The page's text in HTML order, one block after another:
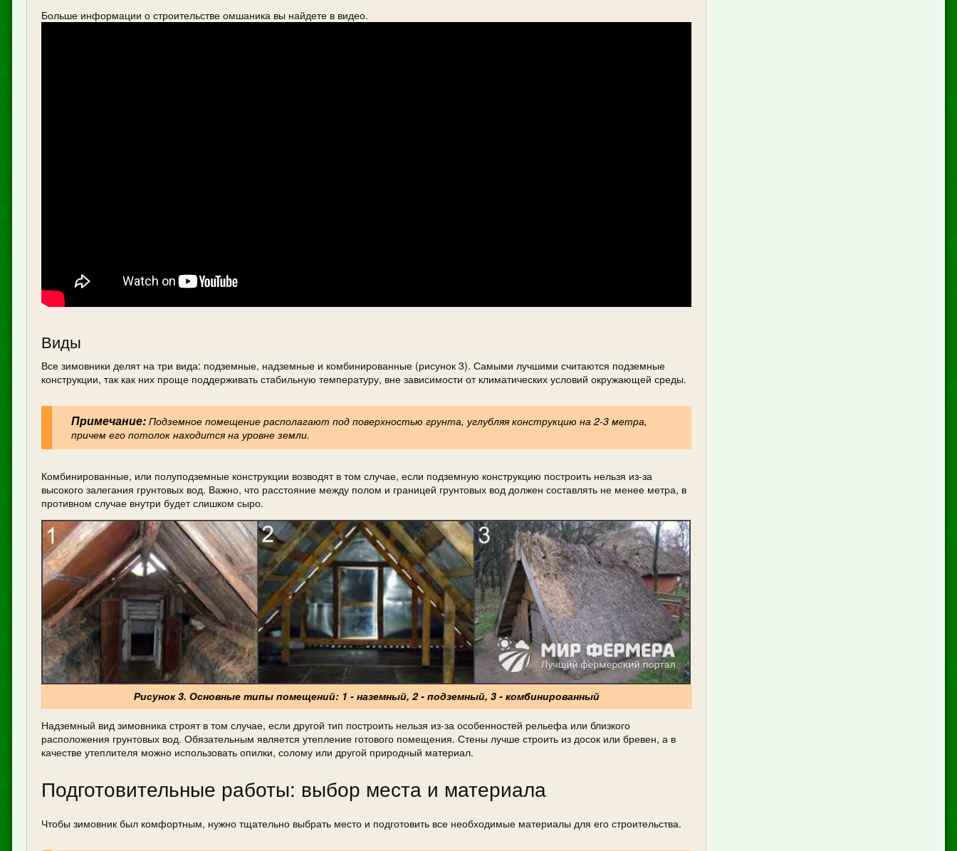
Больше информации о строительстве омшаника вы найдете в видео.
Виды
Все зимовники делят на три вида: подземные, надземные и комбинированные (рисунок 3). Самыми лучшими считаются подземные
конструкции, так как них проще поддерживать стабильную температуру, вне зависимости от климатических условий окружающей среды.
Примечание: Подземное помещение располагают под поверхностью грунта, углубляя конструкцию на 2-3 метра,
причем его потолок находится на уровне земли.
Комбинированные, или полуподземные конструкции возводят в том случае, если подземную конструкцию построить нельзя из-за
высокого залегания грунтовых вод. Важно, что расстояние между полом и границей грунтовых вод должен составлять не менее метра, в
противном случае внутри будет слишком сыро.
Рисунок 3. Основные типы помещений: 1 - наземный, 2 - подземный, 3 - комбинированный
Надземный вид зимовника строят в том случае, если другой тип построить нельзя из-за особенностей рельефа или близкого
расположения грунтовых вод. Обязательным является утепление готового помещения. Стены лучше строить из досок или бревен, а в
качестве утеплителя можно использовать опилки, солому или другой природный материал.
Подготовительные работы: выбор места и материала
Чтобы зимовник был комфортным, нужно тщательно выбрать место и подготовить все необходимые материалы для его строительства.